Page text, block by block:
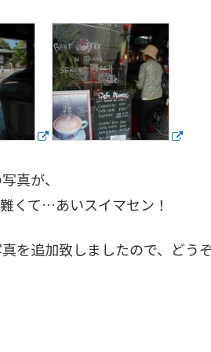
真が、
くて…あいスイマセン！
を追加致しましたので、どう